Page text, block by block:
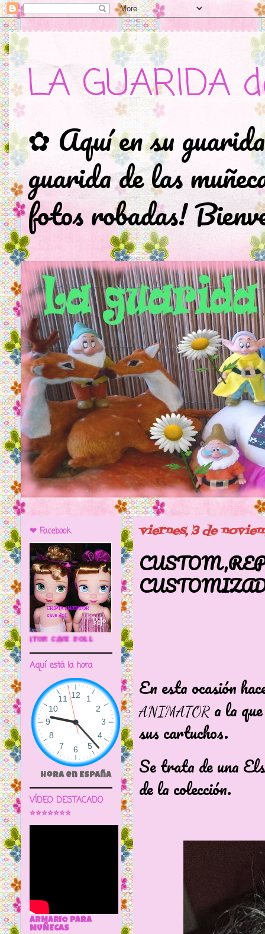
LA GUARIDA
✿ Aquí en su
guarida de las
fotos robadas!
viernes, 3 de
En esta ocasión
ANIMATOR a la
sus cartuchos.
Se trata de una
de la colección.
❤ Facebook
🌼CRIPTA ANIMATOR CAVE DOLL
Aquí está la hora
Hora en España
VÍDEO DESTACADO
⭐⭐⭐⭐⭐⭐⭐
ARMARIO PARA
MUÑECAS